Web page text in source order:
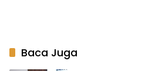
Baca Juga